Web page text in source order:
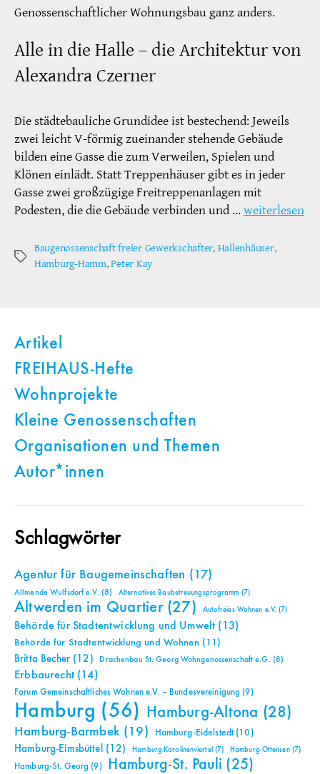
Genossenschaftlicher Wohnungsbau ganz anders.
Alle in die Halle – die Architektur von
Alexandra Czerner
Die städtebauliche Grundidee ist bestechend: Jeweils
zwei leicht V-förmig zueinander stehende Gebäude
bilden eine Gasse die zum Verweilen, Spielen und
Klönen einlädt. Statt Treppenhäuser gibt es in jeder
Gasse zwei großzügige Freitreppenanlagen mit
Podesten, die die Gebäude verbinden und … weiterlesen
Schlagwörter
Baugenossenschaft freier Gewerkschafter, Hallenhäuser,
Hamburg-Hamm,Peter Kay
Artikel
FREIHAUS-Hefte
Wohnprojekte
Kleine Genossenschaften
Organisationen und Themen
Autor*innen
Schlagwörter
Agentur für Baugemeinschaften (17)
Allmende Wulfsdorf e.V. (8) Alternatives Baubetreuungsprogramm (7)
Altwerden im Quartier(27) Autofreies Wohnen e.V. (7)
Behörde für Stadtentwicklung und Umwelt (13)
Behörde für Stadtentwicklung und Wohnen(11)
Britta Becher(12) Drachenbau St. Georg Wohngenossenschaft e.G. (8)
Erbbaurecht(14)
Forum Gemeinschaftliches Wohnen e.V. – Bundesvereinigung (9)
Hamburg (56) Hamburg-Altona (28)
Hamburg-Barmbek(19) Hamburg-Eidelstedt(10)
Hamburg-Eimsbüttel (12) Hamburg-Karolinenviertel (7) Hamburg-Ottensen(7)
Hamburg-St. Georg (9) Hamburg-St. Pauli (25)